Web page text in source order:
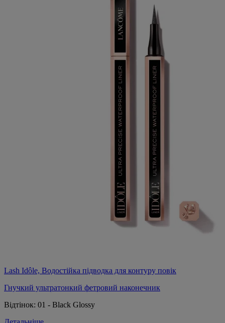
Lash Idôle, Водостійка підводка для контуру повік
Гнучкий ультратонкий фетровий наконечник
Відтінок: 01 - Black Glossy